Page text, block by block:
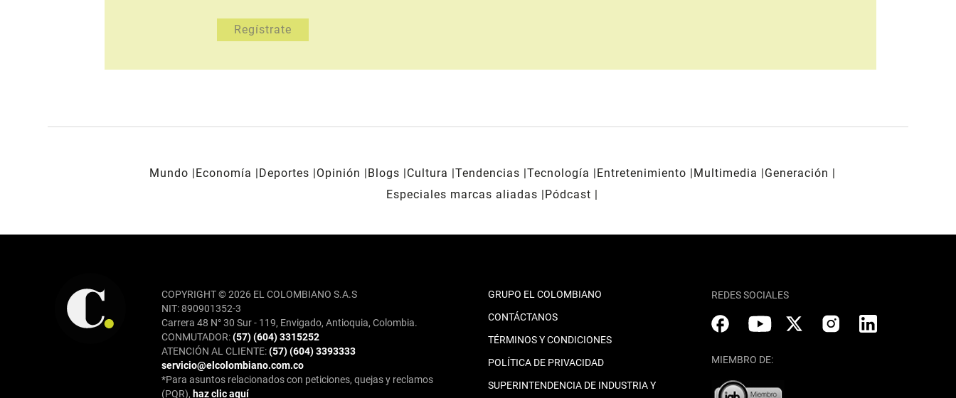
Mundo Economía Deportes Opinión Blogs Cultura Tendencias Tecnología Entretenimiento Multimedia
Generación
Especiales marcas aliadas
Pódcast
COPYRIGHT © 2026 EL COLOMBIANO S.A.S
NIT: 890901352-3
Carrera 48 N° 30 Sur - 119, Envigado, Antioquia, Colombia.
CONMUTADOR:(57) (604) 3315252
ATENCIÓN AL CLIENTE:(57) (604) 3393333
servicio@elcolombiano.com.co
*Para asuntos relacionados con peticiones, quejas y reclamos
(PQR), haz clic aquí
GRUPO EL COLOMBIANO
CONTÁCTANOS
TÉRMINOS Y CONDICIONES
POLÍTICA DE PRIVACIDAD
SUPERINTENDENCIA DE INDUSTRIA Y
REDES SOCIALES
MIEMBRO DE: